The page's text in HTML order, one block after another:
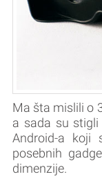
Ma šta mislili o
a sada su
Android-a koji
posebnih
dimenzije.